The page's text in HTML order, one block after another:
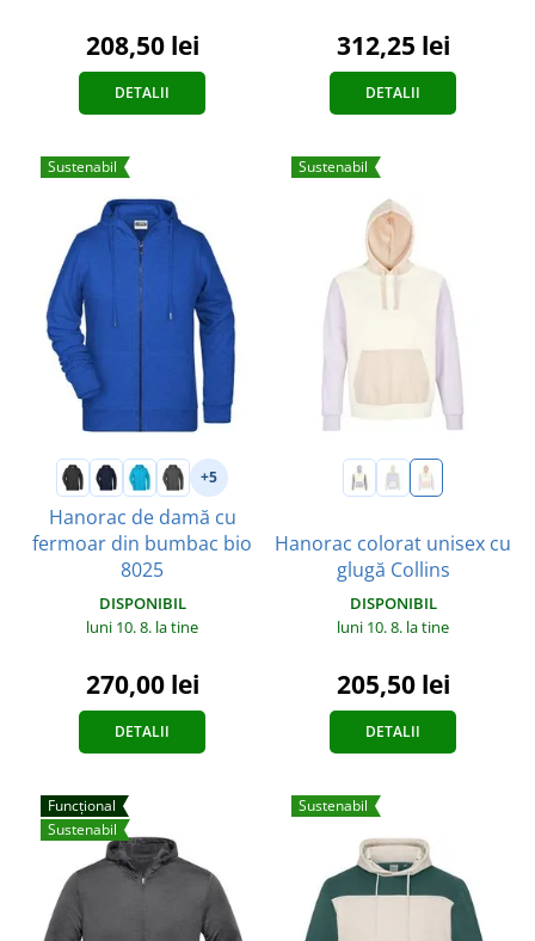
208,50 lei
DETALII
312,25 lei
DETALII
Sustenabil
+5
Hanorac de damă cu
fermoar din bumbac bio
8025
DISPONIBIL
luni 10. 8. la tine
270,00 lei
DETALII
Sustenabil
Hanorac colorat unisex cu
glugă Collins
DISPONIBIL
luni 10. 8. la tine
205,50 lei
DETALII
Funcțional
Sustenabil
Sustenabil